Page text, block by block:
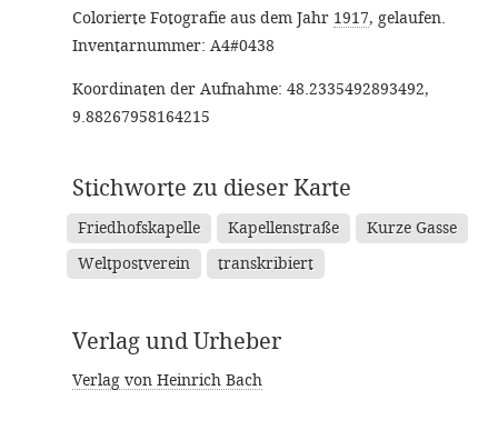
Colorierte Fotografie aus dem Jahr 1917, gelaufen.
Inventarnummer: A4#0438
Koordinaten der Aufnahme: 48.2335492893492,
9.88267958164215
Stichworte zu dieser Karte
Friedhofskapelle Kapellenstraße Kurze Gasse
Weltpostverein transkribiert
Verlag und Urheber
Verlag von Heinrich Bach